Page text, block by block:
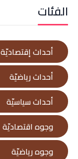
الفئات
أحداث إقتصاديّة
أحداث رياضيّة
أحداث سياسيّة
وجوه اقتصاديّة
وجوه رياضيّة